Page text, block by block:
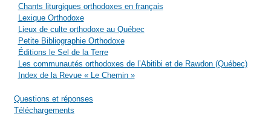
Chants liturgiques orthodoxes en français
Lexique Orthodoxe
Lieux de culte orthodoxe au Québec
Petite Bibliographie Orthodoxe
Éditions le Sel de la Terre
Les communautés orthodoxes de l’Abitibi et de Rawdon (Québec)
Index de la Revue « Le Chemin »
Questions et réponses
Téléchargements